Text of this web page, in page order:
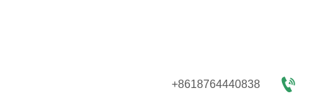
+8618764440838 